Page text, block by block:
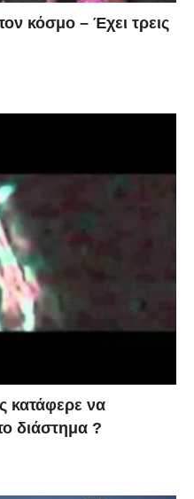
κόσμο – Έχει τρεις
κατάφερε να
διάστημα ?